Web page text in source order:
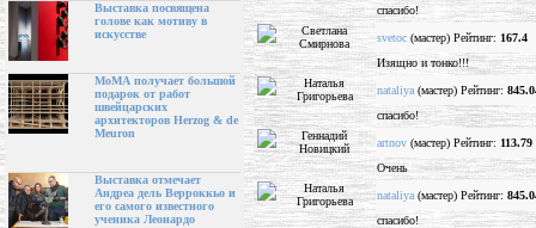
Выставка посвящена
голове как мотиву в
искусстве
МоМА получает большой
подарок от работ
швейцарских
архитекторов Herzog & de
Meuron
Выставка отмечает
Андреа дель Верроккьо и
его самого известного
ученика Леонардо
спасибо!
svetoc (мастер) Рейтинг: 167.4
Изящно и тонко!!!
nataliya (мастер) Рейтинг:
спасибо!
artnov (мастер) Рейтинг: 113.79
Очень
nataliya (мастер) Рейтинг:
спасибо!